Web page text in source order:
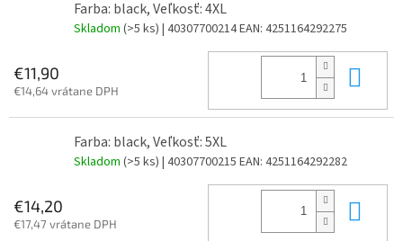
Farba: black, Veľkosť: 4XL
Skladom (>5 ks) | 40307700214EAN: 4251164292275
€11,90
€14,64 vrátane DPH
Farba: black, Veľkosť: 5XL
Skladom (>5 ks) | 40307700215 EAN: 4251164292282
€14,20
€17,47 vrátane DPH